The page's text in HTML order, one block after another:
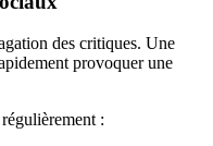
des critiques. Une
provoquer une
: